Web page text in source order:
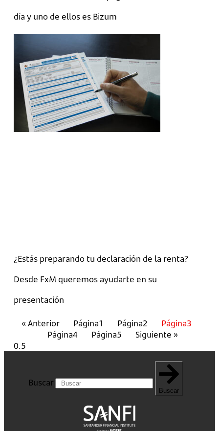
día y uno de ellos es Bizum
¿Estás preparando tu declaración de la renta?
Desde FxM queremos ayudarte en su
presentación
« Anterior Página1 Página2 Página3
Página4 Página5 Siguiente »
Buscar
Buscar